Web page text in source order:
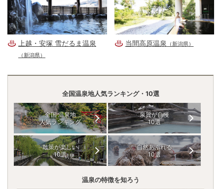
上越・安塚 雪だるま温泉
（新潟県）
当間高原温泉 （新潟県）
全国温泉地人気ランキング・10選
全国 温泉地
人気ランキング
泉質が自慢
10選
散策が楽しい
10選
自然あふれる
10選
温泉の特徴を知ろう